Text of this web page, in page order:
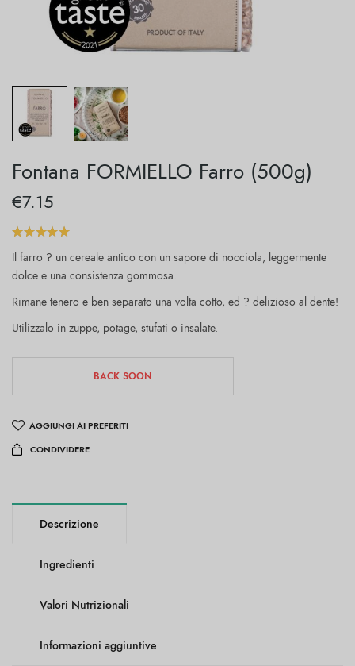
Fontana FORMIELLO Farro (500g)
€7.15
Il farro ? un cereale antico con un sapore di nocciola, leggermente
dolce e una consistenza gommosa.
Rimane tenero e ben separato una volta cotto, ed ? delizioso al dente!
Utilizzalo in zuppe, potage, stufati o insalate.
BACK SOON
AGGIUNGI AI PREFERITI
CONDIVIDERE
Descrizione
Ingredienti
Valori Nutrizionali
Informazioni aggiuntive